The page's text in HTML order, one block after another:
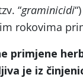
“graminicidi
rokovima
primjene
je iz